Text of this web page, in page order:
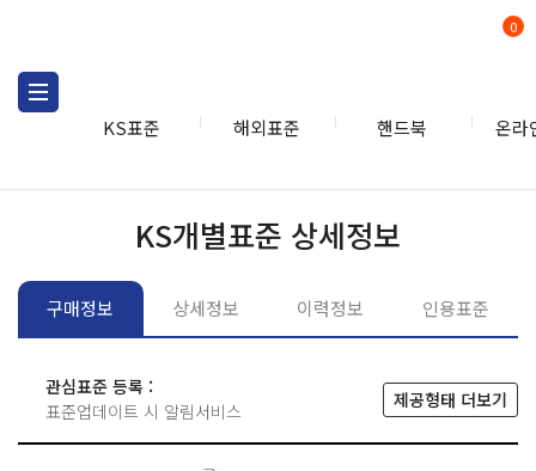
KS표준 해외표준 핸드북 온라
0
KS개별표준 상세정보
구매정보 상세정보 이력정보 인용표준
관심표준 등록 :
표준업데이트 시 알림서비스
제공형태 더보기